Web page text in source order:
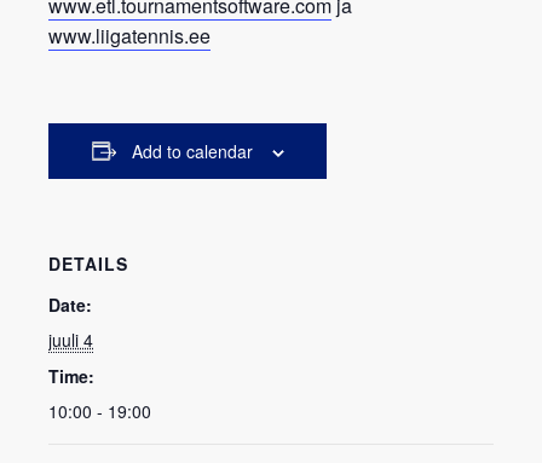
www.liigatennis.ee
Add to calendar
DETAILS
Date:
juuli 4
Time:
10:00 - 19:00